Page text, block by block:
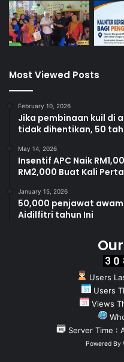
Most Viewed Posts
February 10, 2026
Jika pembinaan kuil di
tidak dihentikan, 50
May 14, 2026
Insentif APC Naik
RM2,000 Buat Kali
January 15, 2026
50,000 penjawat awam
Aidilfitri tahun Ini
Users
Users
Views
Server Time :
Powered By